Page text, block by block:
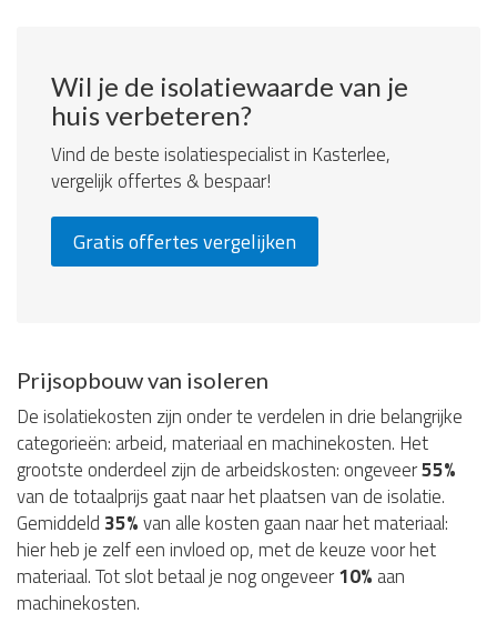
Wil je de isolatiewaarde van je
huis verbeteren?
Vind de beste isolatiespecialist in Kasterlee,
vergelijk offertes & bespaar!
Gratis offertes vergelijken
Prijsopbouw van isoleren
De isolatiekosten zijn onder te verdelen in drie belangrijke
categorieën: arbeid, materiaal en machinekosten. Het
grootste onderdeel zijn de arbeidskosten: ongeveer55%
van de totaalprijs gaat naar het plaatsen van de isolatie.
Gemiddeld 35%van alle kosten gaan naar het materiaal:
hier heb je zelf een invloed op, met de keuze voor het
materiaal. Tot slot betaal je nog ongeveer10% aan
machinekosten.